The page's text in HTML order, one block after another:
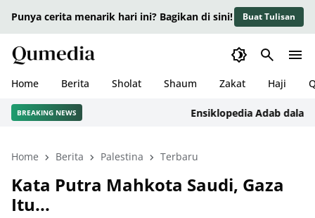
Punya cerita menarik hari ini? Bagikan di sini! Buat Tulisan
Home Berita Sholat Shaum Zakat Haji
BREAKING NEWS Ensiklopedia Adab dalam
Home Berita Palestina Terbaru
Kata Putra Mahkota Saudi, Gaza
Itu...